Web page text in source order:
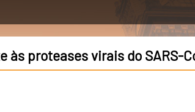
proteases virais do SARS-